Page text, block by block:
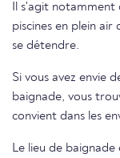
Il s'agit notamment
piscines en plein
se détendre.
Si vous avez envie
baignade, vous
convient dans les
Le lieu de baignade